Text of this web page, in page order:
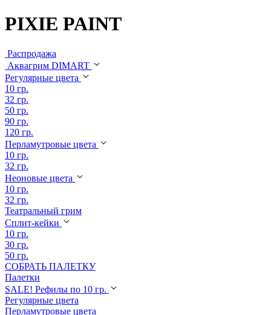
PIXIE PAINT
Распродажа
Аквагрим DIMART
Регулярные цвета
10 гр.
32 гр.
50 гр.
90 гр.
120 гр.
Перламутровые цвета
10 гр.
32 гр.
Неоновые цвета
10 гр.
32 гр.
Театральный грим
Сплит-кейки
10 гр.
30 гр.
50 гр.
СОБРАТЬ ПАЛЕТКУ
Палетки
SALE! Рефилы по 10 гр.
Регулярные цвета
Перламутровые цвета